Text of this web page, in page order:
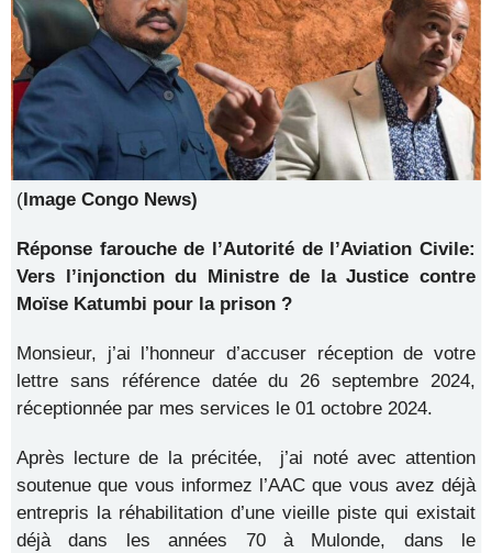
( Image Congo News)
Réponse farouche de l’Autorité de l’Aviation Civile:
Vers l’injonction du Ministre de la Justice contre
Moïse Katumbi pour la prison ?
Monsieur, j’ai l’honneur d’accuser réception de votre
lettre sans référence datée du 26 septembre 2024,
réceptionnée par mes services le 01 octobre 2024.
Après lecture de la précitée, j’ai noté avec attention
soutenue que vous informez l’AAC que vous avez déjà
entrepris la réhabilitation d’une vieille piste qui existait
déjà dans les années 70 à Mulonde, dans le